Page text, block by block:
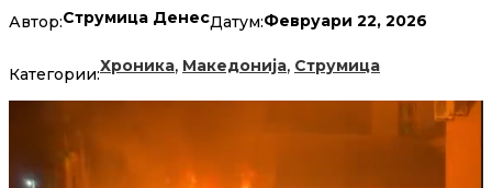
Автор:Струмица ДенесДатум:Февруари 22, 2026
Категории:Хроника, Македонија, Струмица